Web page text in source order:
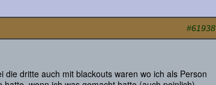
#61938
dritte auch mit blackouts waren wo ich als Person